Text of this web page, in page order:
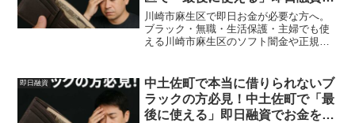
お金を借りる方法を紹介！
川崎市麻生区で即日お金が必要な方へ。
ブラック・無職・生活保護・主婦でも使
える川崎市麻生区のソフト闇金や正規金
即日融資
中土佐町で本当に借りられないブ
ラックの方必見！中土佐町で「最
後に使える」即日融資でお金を借